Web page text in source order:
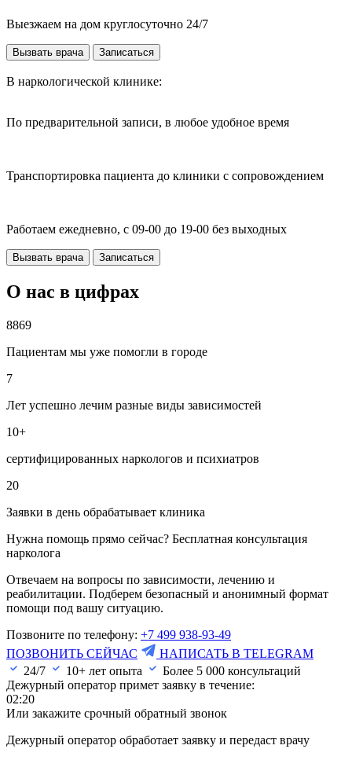
Выезжаем на дом круглосуточно 24/7
Вызвать врача Записаться
В наркологической клинике:
По предварительной записи, в любое удобное время
Транспортировка пациента до клиники с сопровождением
Работаем ежедневно, с 09-00 до 19-00 без выходных
Вызвать врача Записаться
О нас в цифрах
8869
Пациентам мы уже помогли в городе
7
Лет успешно лечим разные виды зависимостей
10+
сертифицированных наркологов и психиатров
20
Заявки в день обрабатывает клиника
Нужна помощь прямо сейчас? Бесплатная консультация
нарколога
Отвечаем на вопросы по зависимости, лечению и
реабилитации. Подберем безопасный и анонимный формат
помощи под вашу ситуацию.
Позвоните по телефону: +7 499 938-93-49
ПОЗВОНИТЬ СЕЙЧАС
НАПИСАТЬ В TELEGRAM
24/7
10+ лет опыта Более 5 000 консультаций
Дежурный оператор примет заявку в течение:
02:20
Или закажите срочный обратный звонок
Дежурный оператор обработает заявку и передаст врачу